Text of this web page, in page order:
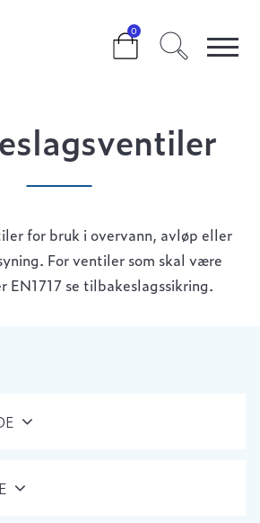
0
for bruk i overvann, avløp eller
For ventiler som skal være
EN1717 se tilbakeslagssikring.